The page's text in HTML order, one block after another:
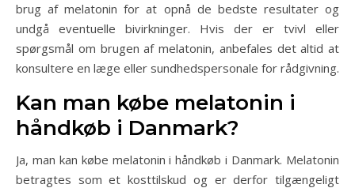
brug af melatonin for at opnå de bedste resultater og
undgå eventuelle bivirkninger. Hvis der er tvivl eller
spørgsmål om brugen af melatonin, anbefales det altid at
konsultere en læge eller sundhedspersonale for rådgivning.
Kan man købe melatonin i
håndkøb i Danmark?
Ja, man kan købe melatonin i håndkøb i Danmark. Melatonin
betragtes som et kosttilskud og er derfor tilgængeligt